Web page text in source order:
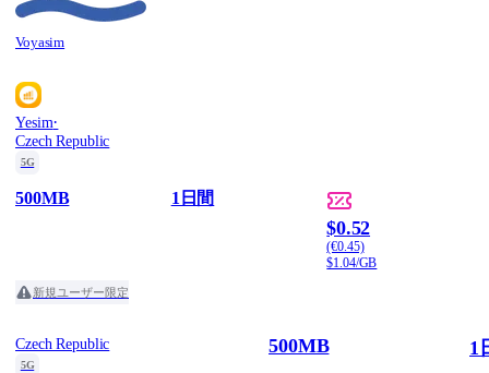
Voyasim
Yesim·
Czech Republic
5G
500MB 1日間
$0.52
(€0.45)
$1.04/GB
新規ユーザー限定
Czech Republic
5G
500MB 1